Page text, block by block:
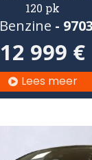
120 pk
Benzine -
12 999 €
 Lees meer